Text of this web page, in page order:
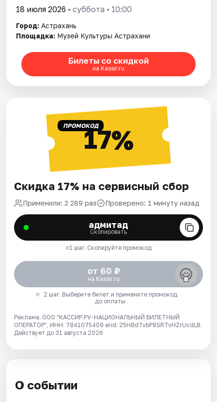
18 июля 2026 • суббота • 10:00
Город: Астрахань
Площадка: Музей Культуры Астрахани
Билеты со скидкой
на Kassir.ru
ПРОМОКОД17%
Скидка 17% на сервисный сбор
Применили: 2 289 раз Проверено: 1 минуту назад
адмитад
Скопировать
1 шаг. Скопируйте промокод
от 60 ₽
на Kassir.ru
2 шаг. Выберите билет и примените промокод
до оплаты
Реклама. ООО "КАССИР.РУ-НАЦИОНАЛЬНЫЙ БИЛЕТНЫЙ
ОПЕРАТОР", ИНН: 7841075409 erid: 25H8d7vbP8SRTvHZrUcdLB.
Действует до 31 августа 2026
О событии